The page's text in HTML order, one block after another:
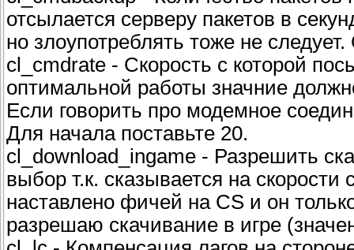
отсылается серверу пакетов в
но злоупотреблять тоже не
cl_cmdrate - Скорость с которой
оптимальной работы значние
Если говорить про модемное
Для начала поставьте 20.
cl_download_ingame - Разрешить
выбор т.к. сказывается на скорости
наставлено фичей на CS и он
разрешаю скачивание в игре